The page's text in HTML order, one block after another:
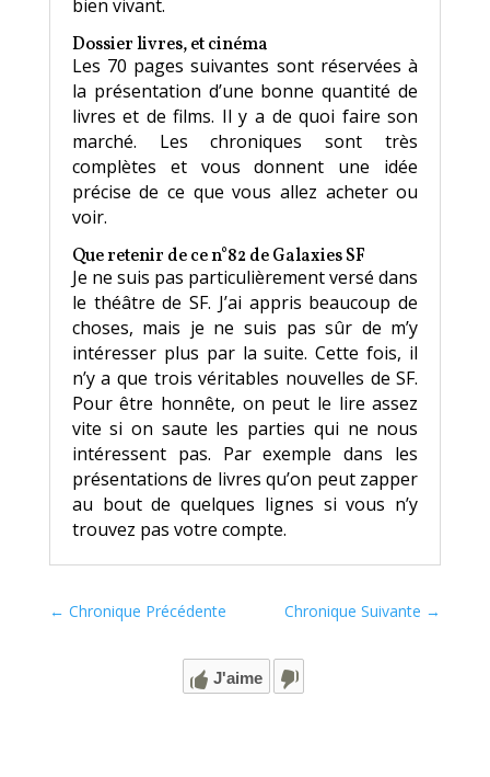
bien vivant.
Dossier livres, et cinéma
Les 70 pages suivantes sont réservées à
la présentation d’une bonne quantité de
livres et de films. Il y a de quoi faire son
marché. Les chroniques sont très
complètes et vous donnent une idée
précise de ce que vous allez acheter ou
voir.
Que retenir de ce n°82 de Galaxies SF
Je ne suis pas particulièrement versé dans
le théâtre de SF. J’ai appris beaucoup de
choses, mais je ne suis pas sûr de m’y
intéresser plus par la suite. Cette fois, il
n’y a que trois véritables nouvelles de SF.
Pour être honnête, on peut le lire assez
vite si on saute les parties qui ne nous
intéressent pas. Par exemple dans les
présentations de livres qu’on peut zapper
au bout de quelques lignes si vous n’y
trouvez pas votre compte.
← Chronique Précédente Chronique Suivante →
J'aime